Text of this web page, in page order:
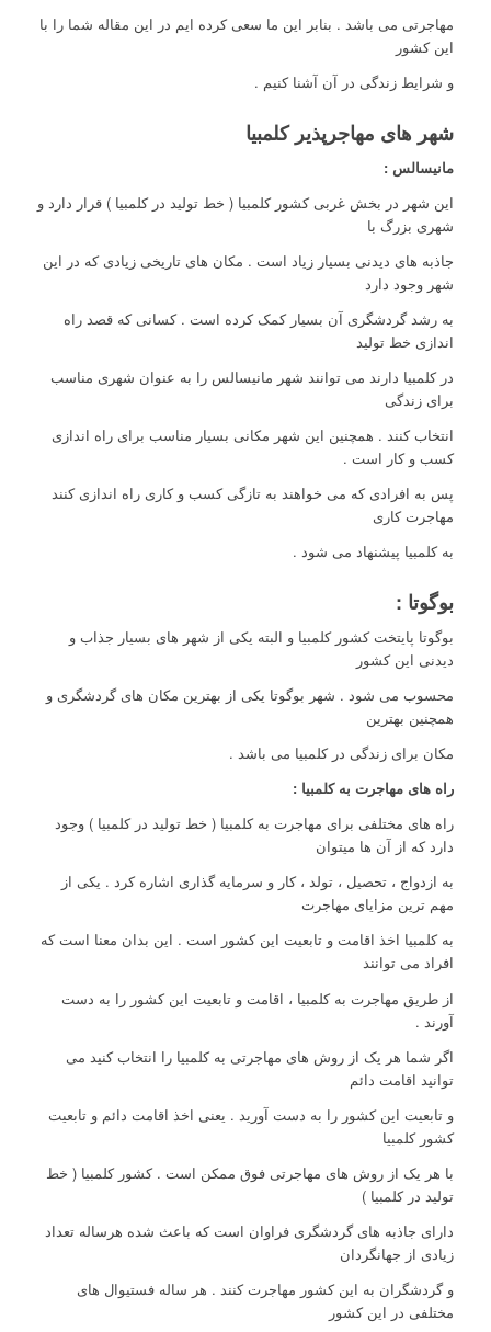
مهاجرتی می باشد . بنابر این ما سعی کرده ایم در این مقاله شما را با
این کشور
و شرایط زندگی در آن آشنا کنیم .
شهر های مهاجرپذیر کلمبیا
مانیسالس :
این شهر در بخش غربی کشور کلمبیا ( خط تولید در کلمبیا ) قرار دارد و
شهری بزرگ با
جاذبه های دیدنی بسیار زیاد است . مکان های تاریخی زیادی که در این
شهر وجود دارد
به رشد گردشگری آن بسیار کمک کرده است . کسانی که قصد راه
اندازی خط تولید
در کلمبیا دارند می توانند شهر مانیسالس را به عنوان شهری مناسب
برای زندگی
انتخاب کنند . همچنین این شهر مکانی بسیار مناسب برای راه اندازی
کسب و کار است .
پس به افرادی که می خواهند به تازگی کسب و کاری راه اندازی کنند
مهاجرت کاری
به کلمبیا پیشنهاد می شود .
بوگوتا :
بوگوتا پایتخت کشور کلمبیا و البته یکی از شهر های بسیار جذاب و
دیدنی این کشور
محسوب می شود . شهر بوگوتا یکی از بهترین مکان های گردشگری و
همچنین بهترین
مکان برای زندگی در کلمبیا می باشد .
راه های مهاجرت به کلمبیا :
راه های مختلفی برای مهاجرت به کلمبیا ( خط تولید در کلمبیا ) وجود
دارد که از آن ها میتوان
به ازدواج ، تحصیل ، تولد ، کار و سرمایه گذاری اشاره کرد . یکی از
مهم ترین مزایای مهاجرت
به کلمبیا اخذ اقامت و تابعیت این کشور است . این بدان معنا است که
افراد می توانند
از طریق مهاجرت به کلمبیا ، اقامت و تابعیت این کشور را به دست
آورند .
اگر شما هر یک از روش های مهاجرتی به کلمبیا را انتخاب کنید می
توانید اقامت دائم
و تابعیت این کشور را به دست آورید . یعنی اخذ اقامت دائم و تابعیت
کشور کلمبیا
با هر یک از روش های مهاجرتی فوق ممکن است . کشور کلمبیا ( خط
تولید در کلمبیا )
دارای جاذبه های گردشگری فراوان است که باعث شده هرساله تعداد
زیادی از جهانگردان
و گردشگران به این کشور مهاجرت کنند . هر ساله فستیوال های
مختلفی در این کشور